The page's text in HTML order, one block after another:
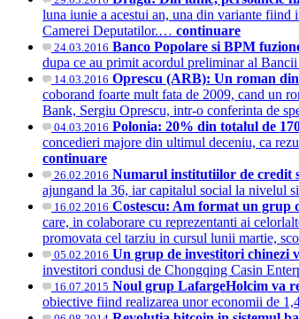
luna iunie a acestui an, una din variante
Camerei Deputatilor.… continuare
24.03.2016 Banco Popolare si BPM
dupa ce au primit acordul preliminar al
14.03.2016 Oprescu (ARB): Un roman
coborand foarte mult fata de 2009, cand un
Bank, Sergiu Oprescu, intr-o conferinta de
04.03.2016 Polonia: 20% din totalul de
concedieri majore din ultimul deceniu, ca
continuare
26.02.2016 Numarul institutiilor de credit
ajungand la 36, iar capitalul social la nivelul
16.02.2016 Costescu: Am format un grup
care, in colaborare cu reprezentanti ai
promovata cel tarziu in cursul lunii martie,
05.02.2016 Un grup de investitori chinezi
investitori condusi de Chongqing Casin
16.07.2015 Noul grup LafargeHolcim va
obiective fiind realizarea unor economii de